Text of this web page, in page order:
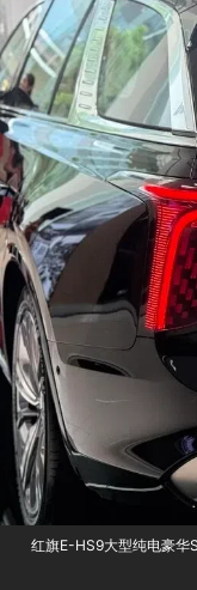
红旗E-HS9大型纯电豪华